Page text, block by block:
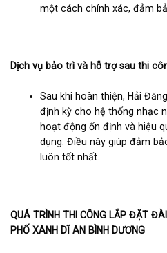
một cách chính xác, đảm
Dịch vụ bảo trì và hỗ trợ sau thi
Sau khi hoàn thiện, Hải
định kỳ cho hệ thống nhạc
hoạt động ổn định và hiệu
dụng. Điều này giúp đảm
luôn tốt nhất.
QUÁ TRÌNH THI CÔNG LẮP ĐẶT
PHỐ XANH DĨ AN BÌNH DƯƠNG